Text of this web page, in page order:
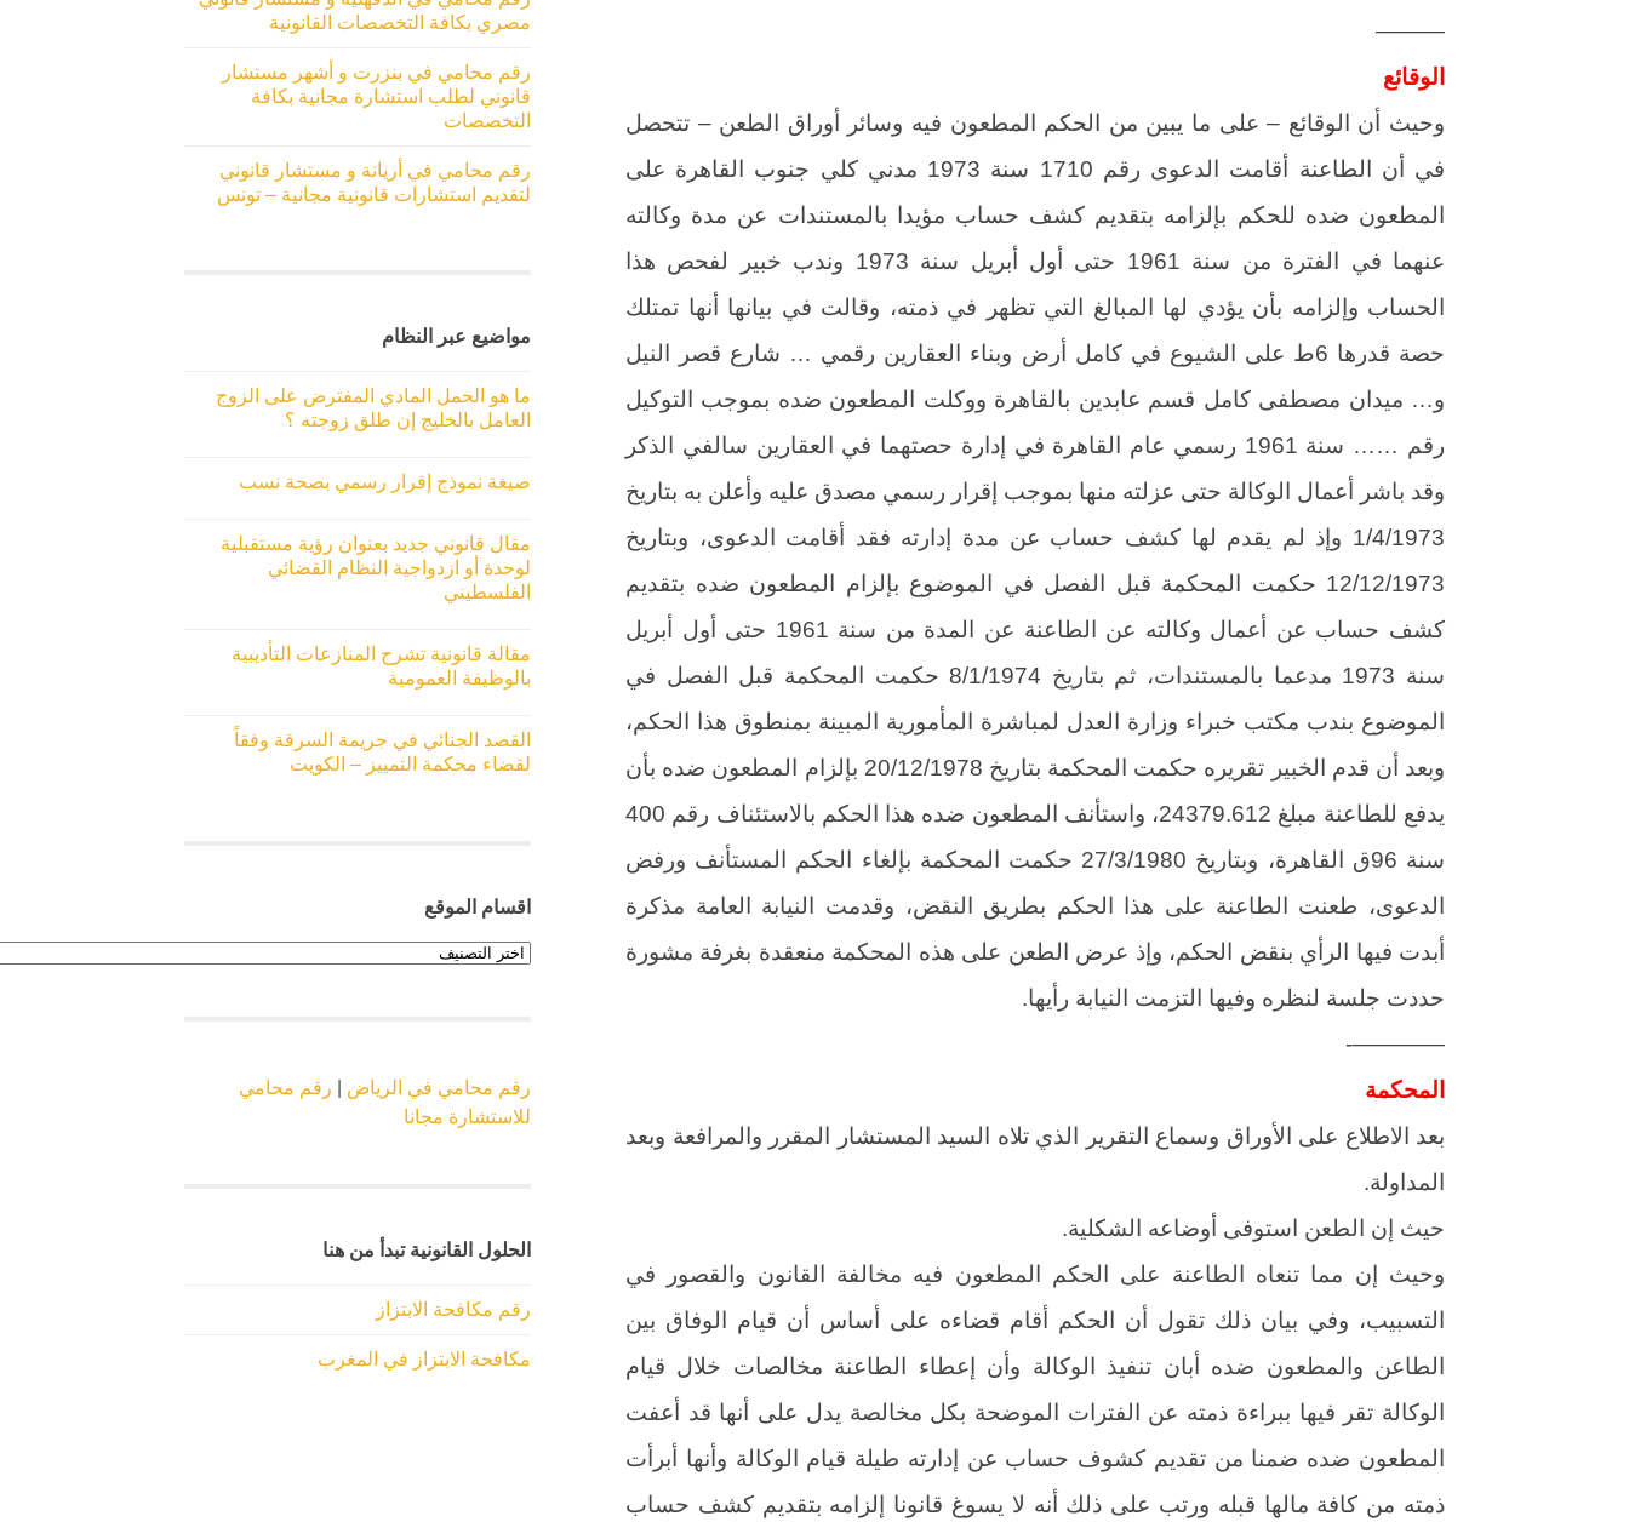
———
الوقائع
وحيث أن الوقائع – على ما يبين من الحكم المطعون فيه وسائر أوراق الطعن – تتحصل
في أن الطاعنة أقامت الدعوى رقم 1710 سنة 1973 مدني كلي جنوب القاهرة على
المطعون ضده للحكم بإلزامه بتقديم كشف حساب مؤيدا بالمستندات عن مدة وكالته
عنهما في الفترة من سنة 1961 حتى أول أبريل سنة 1973 وندب خبير لفحص هذا
الحساب وإلزامه بأن يؤدي لها المبالغ التي تظهر في ذمته، وقالت في بيانها أنها تمتلك
حصة قدرها 6ط على الشيوع في كامل أرض وبناء العقارين رقمي … شارع قصر النيل
و… ميدان مصطفى كامل قسم عابدين بالقاهرة ووكلت المطعون ضده بموجب التوكيل
رقم …… سنة 1961 رسمي عام القاهرة في إدارة حصتهما في العقارين سالفي الذكر
وقد باشر أعمال الوكالة حتى عزلته منها بموجب إقرار رسمي مصدق عليه وأعلن به بتاريخ
1/4/1973 وإذ لم يقدم لها كشف حساب عن مدة إدارته فقد أقامت الدعوى، وبتاريخ
12/12/1973 حكمت المحكمة قبل الفصل في الموضوع بإلزام المطعون ضده بتقديم
كشف حساب عن أعمال وكالته عن الطاعنة عن المدة من سنة 1961 حتى أول أبريل
سنة 1973 مدعما بالمستندات، ثم بتاريخ 8/1/1974 حكمت المحكمة قبل الفصل في
الموضوع بندب مكتب خبراء وزارة العدل لمباشرة المأمورية المبينة بمنطوق هذا الحكم،
وبعد أن قدم الخبير تقريره حكمت المحكمة بتاريخ 20/12/1978 بإلزام المطعون ضده بأن
يدفع للطاعنة مبلغ 24379.612، واستأنف المطعون ضده هذا الحكم بالاستئناف رقم 400
سنة 96ق القاهرة، وبتاريخ 27/3/1980 حكمت المحكمة بإلغاء الحكم المستأنف ورفض
الدعوى، طعنت الطاعنة على هذا الحكم بطريق النقض، وقدمت النيابة العامة مذكرة
أبدت فيها الرأي بنقض الحكم، وإذ عرض الطعن على هذه المحكمة منعقدة بغرفة مشورة
حددت جلسة لنظره وفيها التزمت النيابة رأيها.
————-
المحكمة
بعد الاطلاع على الأوراق وسماع التقرير الذي تلاه السيد المستشار المقرر والمرافعة وبعد
المداولة.
حيث إن الطعن استوفى أوضاعه الشكلية.
وحيث إن مما تنعاه الطاعنة على الحكم المطعون فيه مخالفة القانون والقصور في
التسبيب، وفي بيان ذلك تقول أن الحكم أقام قضاءه على أساس أن قيام الوفاق بين
الطاعن والمطعون ضده أبان تنفيذ الوكالة وأن إعطاء الطاعنة مخالصات خلال قيام
الوكالة تقر فيها ببراءة ذمته عن الفترات الموضحة بكل مخالصة يدل على أنها قد أعفت
المطعون ضده ضمنا من تقديم كشوف حساب عن إدارته طيلة قيام الوكالة وأنها أبرأت
ذمته من كافة مالها قبله ورتب على ذلك أنه لا يسوغ قانونا إلزامه بتقديم كشف حساب
مصري بكافة التخصصات القانونية
رقم محامي في بنزرت و أشهر مستشار
قانوني لطلب استشارة مجانية بكافة
التخصصات
رقم محامي في أريانة و مستشار قانوني
لتقديم استشارات قانونية مجانية – تونس
مواضيع عبر النظام
ما هو الحمل المادي المفترض على الزوج
العامل بالخليج إن طلق زوجته ؟
صيغة نموذج إقرار رسمي بصحة نسب
مقال قانوني جديد بعنوان رؤية مستقبلية
لوحدة أو ازدواجية النظام القضائي
الفلسطيني
مقالة قانونية تشرح المنازعات التأديبية
بالوظيفة العمومية
القصد الجنائي في جريمة السرقة وفقاً
لقضاء محكمة التمييز – الكويت
اقسام الموقع
اقسام
الموقع
رقم محامي في الرياض
رقم محامي
للاستشارة مجانا
الحلول القانونية تبدأ من هنا
رقم مكافحة الابتزاز
مكافحة الابتزاز في المغرب